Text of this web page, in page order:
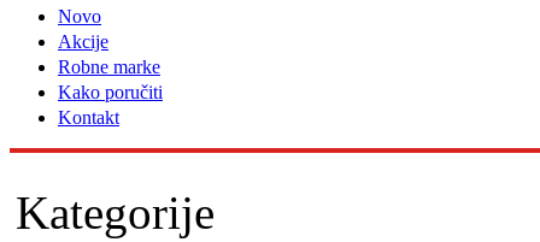
Novo
Akcije
Robne marke
Kako poručiti
Kontakt
Kategorije